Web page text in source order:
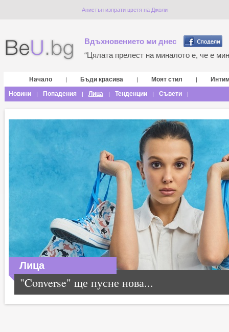
Анистън изпрати цветя на Джоли
Вдъхновението ми днес
“Цялата прелест на миналото е, че е
Начало | Бъди красива | Моят стил |
Новини
| Попадения | Лица | Тенденции | Съвети |
Лица
"Converse" ще пусне нова...